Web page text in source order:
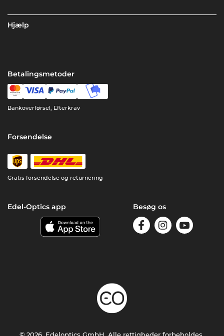
Hjælp
Betalingsmetoder
Bankoverførsel, Efterkrav
Forsendelse
Gratis forsendelse og returnering
Edel-Optics app Besøg os